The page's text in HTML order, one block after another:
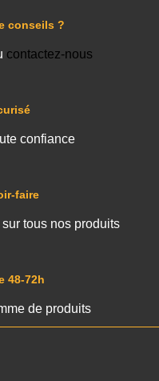
48-72h
de produits
faire
tous nos produits
confiance
conseils ?
contactez-nous